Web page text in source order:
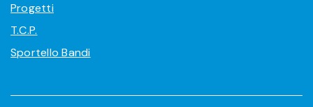
Progetti
T.C.P.
Sportello Bandi